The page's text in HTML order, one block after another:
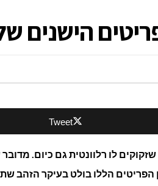
הישנים
Tweet
לו רלוונטית גם כיום.
הפריטים הללו בולט בעיקר הזהב